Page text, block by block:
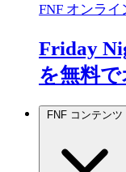
FNF オンライ
Friday
を無料